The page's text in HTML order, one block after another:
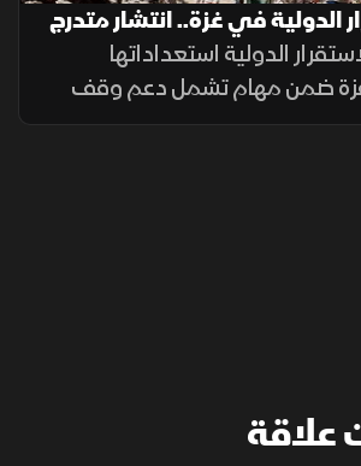
الدولية في غزة.. انتشار متدرج
الدولية استعداداتها
غزة ضمن مهام تشمل دعم وقف
المساعدات وتدريب الشرطة
علاقة